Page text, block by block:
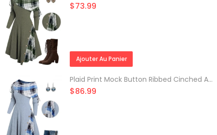
$73.99
Ajouter Au Panier
Plaid Print Mock Button Ribbed Cinched A Line Dress And Rhinestone Ankle Boots Life Tree Earrings Outfit
$86.99